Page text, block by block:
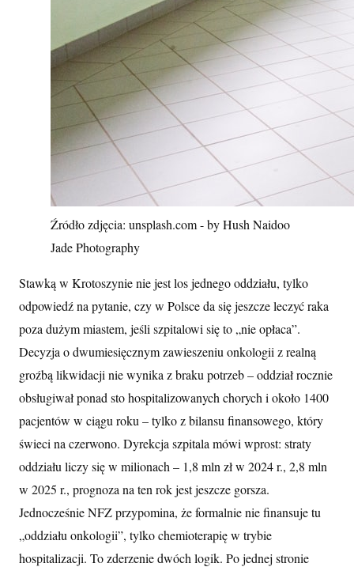
Źródło zdjęcia: unsplash.com - by Hush Naidoo
Jade Photography
Stawką w Krotoszynie nie jest los jednego oddziału, tylko
odpowiedź na pytanie, czy w Polsce da się jeszcze leczyć raka
poza dużym miastem, jeśli szpitalowi się to „nie opłaca”.
Decyzja o dwumiesięcznym zawieszeniu onkologii z realną
groźbą likwidacji nie wynika z braku potrzeb – oddział rocznie
obsługiwał ponad sto hospitalizowanych chorych i około 1400
pacjentów w ciągu roku – tylko z bilansu finansowego, który
świeci na czerwono. Dyrekcja szpitala mówi wprost: straty
oddziału liczy się w milionach – 1,8 mln zł w 2024 r., 2,8 mln
w 2025 r., prognoza na ten rok jest jeszcze gorsza.
Jednocześnie NFZ przypomina, że formalnie nie finansuje tu
„oddziału onkologii”, tylko chemioterapię w trybie
hospitalizacji. To zderzenie dwóch logik. Po jednej stronie